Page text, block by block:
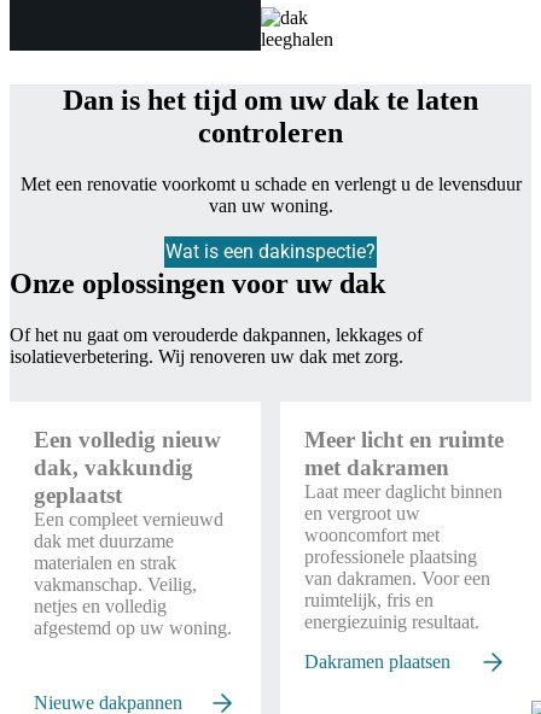
Dan is het tijd om uw dak te laten
controleren
Met een renovatie voorkomt u schade en verlengt u de levensduur
van uw woning.
Wat is een dakinspectie?
Onze oplossingen voor uw dak
Of het nu gaat om verouderde dakpannen, lekkages of
isolatieverbetering. Wij renoveren uw dak met zorg.
Een volledig nieuw
dak, vakkundig
geplaatst
Een compleet vernieuwd
dak met duurzame
materialen en strak
vakmanschap. Veilig,
netjes en volledig
afgestemd op uw woning.
Nieuwe dakpannen
Meer licht en ruimte
met dakramen
Laat meer daglicht binnen
en vergroot uw
wooncomfort met
professionele plaatsing
van dakramen. Voor een
ruimtelijk, fris en
energiezuinig resultaat.
Dakramen plaatsen